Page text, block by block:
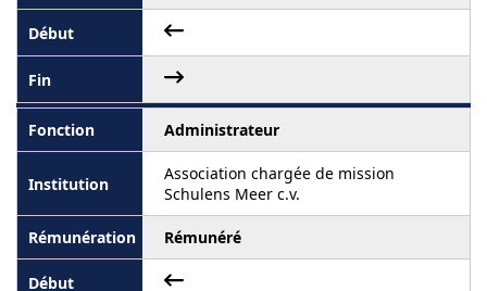
Administrateur
Association chargée de mission
Schulens Meer c.v.
Rémunéré